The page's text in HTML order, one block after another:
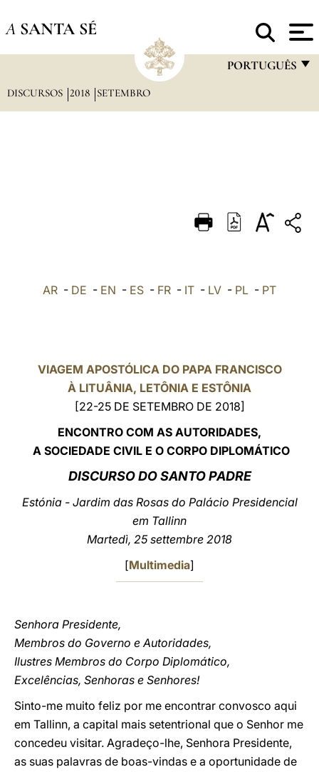
A SANTA SÉ
PORTUGUÊS
DEUTSCH
العربيّة
DISCURSOS 2018 SETEMBRO
AR - DE - EN - ES - FR - IT - LV - PL - PT
VIAGEM APOSTÓLICA DO PAPA FRANCISCO
À LITUÂNIA, LETÔNIA E ESTÔNIA
[22-25 DE SETEMBRO DE 2018]
ENCONTRO COM AS AUTORIDADES,
A SOCIEDADE CIVIL E O CORPO DIPLOMÁTICO
DISCURSO DO SANTO PADRE
Estónia - Jardim das Rosas do Palácio Presidencial
em Tallinn
Martedì, 25 settembre 2018
[Multimedia]
Senhora Presidente,
Membros do Governo e Autoridades,
Ilustres Membros do Corpo Diplomático,
Excelências, Senhoras e Senhores!
Sinto-me muito feliz por me encontrar convosco aqui
em Tallinn, a capital mais setentrional que o Senhor me
concedeu visitar. Agradeço-lhe, Senhora Presidente,
as suas palavras de boas-vindas e a oportunidade de